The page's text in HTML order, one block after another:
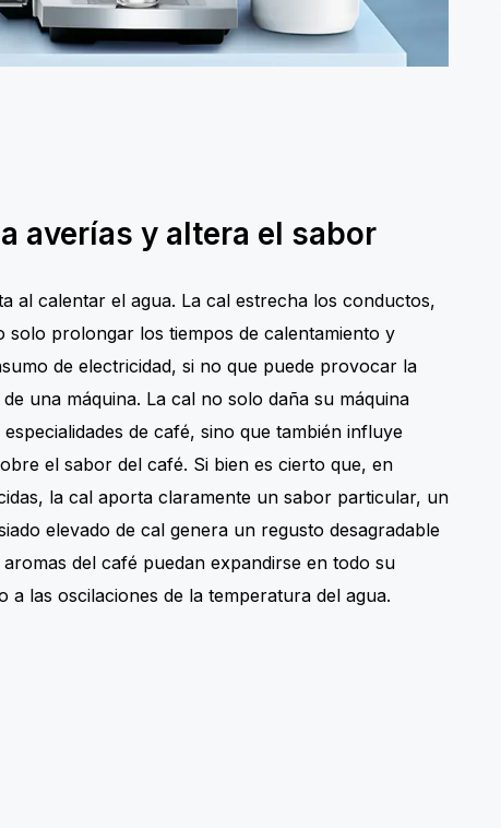
averías y altera el sabor
al calentar el agua. La cal estrecha los conductos,
solo prolongar los tiempos de calentamiento y
de electricidad, si no que puede provocar la
una máquina. La cal no solo daña su máquina
de café, sino que también influye
el sabor del café. Si bien es cierto que, en
la cal aporta claramente un sabor particular, un
elevado de cal genera un regusto desagradable
del café puedan expandirse en todo su
a las oscilaciones de la temperatura del agua.